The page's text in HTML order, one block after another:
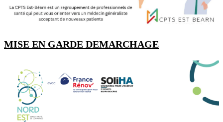
MISE EN GARDE DEMARCHAGE